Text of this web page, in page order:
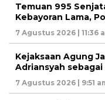
Temuan 995
Kebayoran Lama,
7 Agustus 2026 | 11:36
Kejaksaan Agung
Adriansyah sebagai
7 Agustus 2026 | 9:51